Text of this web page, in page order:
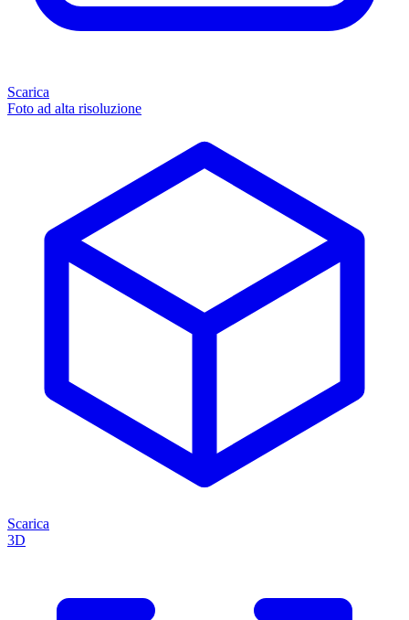
Scarica
Foto ad alta risoluzione
Scarica
3D